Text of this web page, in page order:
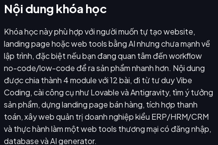
Nội dung khóa học
Khóa học này phù hợp với người muốn tự tạo website,
landing page hoặc web tools bằng AI nhưng chưa mạnh về
lập trình, đặc biệt nếu bạn đang quan tâm đến workflow
no-code/low-code để ra sản phẩm nhanh hơn. Nội dung
được chia thành 4 module với 12 bài, đi từ tư duy Vibe
Coding, cài công cụ như Lovable và Antigravity, tìm ý tưởng
sản phẩm, dựng landing page bán hàng, tích hợp thanh
toán, xây web quản trị doanh nghiệp kiểu ERP/HRM/CRM
và thực hành làm một web tools thương mại có đăng nhập,
database và AI generator.